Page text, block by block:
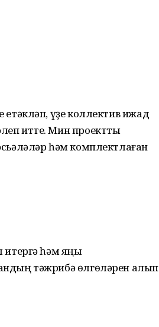
үҙе коллектив ижад
итте. Мин проектты
һәм комплектлаған
итергә һәм яңы
тәжрибә өлгөләрен алып